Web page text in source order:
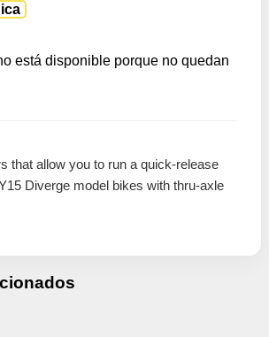
está disponible porque no quedan
that allow you to run a quick-release
Diverge model bikes with thru-axle